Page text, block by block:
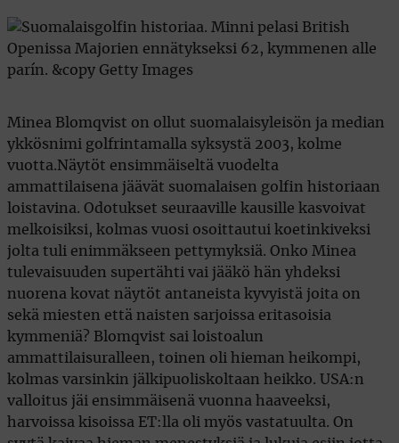
Minea Blomqvist on ollut suomalaisyleisön ja median
ykkösnimi golfrintamalla syksystä 2003, kolme
vuotta.Näytöt ensimmäiseltä vuodelta
ammattilaisena jäävät suomalaisen golfin historiaan
loistavina. Odotukset seuraaville kausille kasvoivat
melkoisiksi, kolmas vuosi osoittautui koetinkiveksi
jolta tuli enimmäkseen pettymyksiä. Onko Minea
tulevaisuuden supertähti vai jääkö hän yhdeksi
nuorena kovat näytöt antaneista kyvyistä joita on
sekä miesten että naisten sarjoissa eritasoisia
kymmeniä? Blomqvist sai loistoalun
ammattilaisuralleen, toinen oli hieman heikompi,
kolmas varsinkin jälkipuoliskoltaan heikko. USA:n
valloitus jäi ensimmäisenä vuonna haaveeksi,
harvoissa kisoissa ET:lla oli myös vastatuulta. On